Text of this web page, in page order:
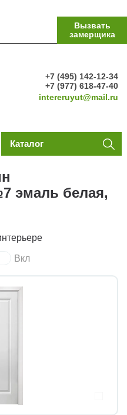
Вызвать
замерщика
+7 (495) 142-12-34
+7 (977) 618-47-40
intereruyut@mail.ru
Каталог
эмаль белая,
Вкл